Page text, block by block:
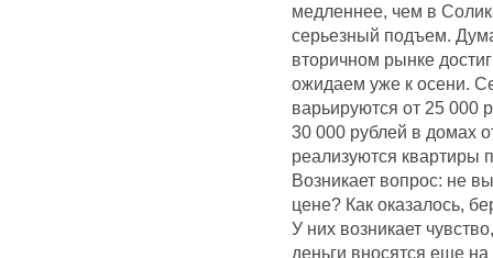
медленнее, чем в
серьезный подъем.
вторичном рынке
ожидаем уже к осени.
варьируются от 25 000
30 000 рублей в домах
реализуются квартиры
Возникает вопрос: не
цене? Как оказалось,
У них возникает
деньги вносятся еще